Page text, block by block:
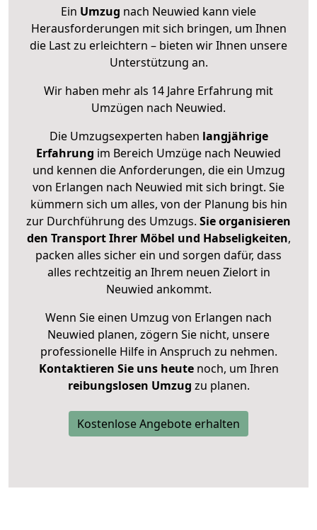
Ein Umzug nach Neuwied kann viele
Herausforderungen mit sich bringen, um Ihnen
die Last zu erleichtern – bieten wir Ihnen unsere
Unterstützung an.
Wir haben mehr als 14 Jahre Erfahrung mit
Umzügen nach Neuwied.
Die Umzugsexperten haben langjährige
Erfahrung im Bereich Umzüge nach Neuwied
und kennen die Anforderungen, die ein Umzug
von Erlangen nach Neuwied mit sich bringt. Sie
kümmern sich um alles, von der Planung bis hin
zur Durchführung des Umzugs. Sie organisieren
den Transport Ihrer Möbel und Habseligkeiten,
packen alles sicher ein und sorgen dafür, dass
alles rechtzeitig an Ihrem neuen Zielort in
Neuwied ankommt.
Wenn Sie einen Umzug von Erlangen nach
Neuwied planen, zögern Sie nicht, unsere
professionelle Hilfe in Anspruch zu nehmen.
Kontaktieren Sie uns heutenoch, um Ihren
reibungslosen Umzug zu planen.
Kostenlose Angebote erhalten